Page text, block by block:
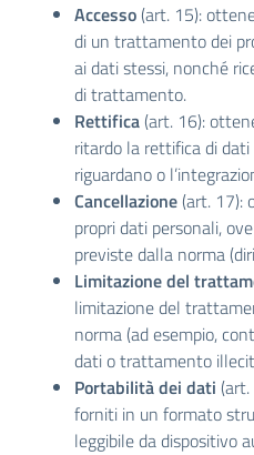
Accesso (art. 15):
di un trattamento dei
ai dati stessi, nonché
di trattamento.
Rettifica (art. 16):
ritardo la rettifica di
riguardano o
Cancellazione (art. 17):
propri dati personali,
previste dalla norma
Limitazione del
limitazione del
norma (ad esempio,
dati o trattamento
Portabilità dei dati
forniti in un formato
leggibile da dispositivo